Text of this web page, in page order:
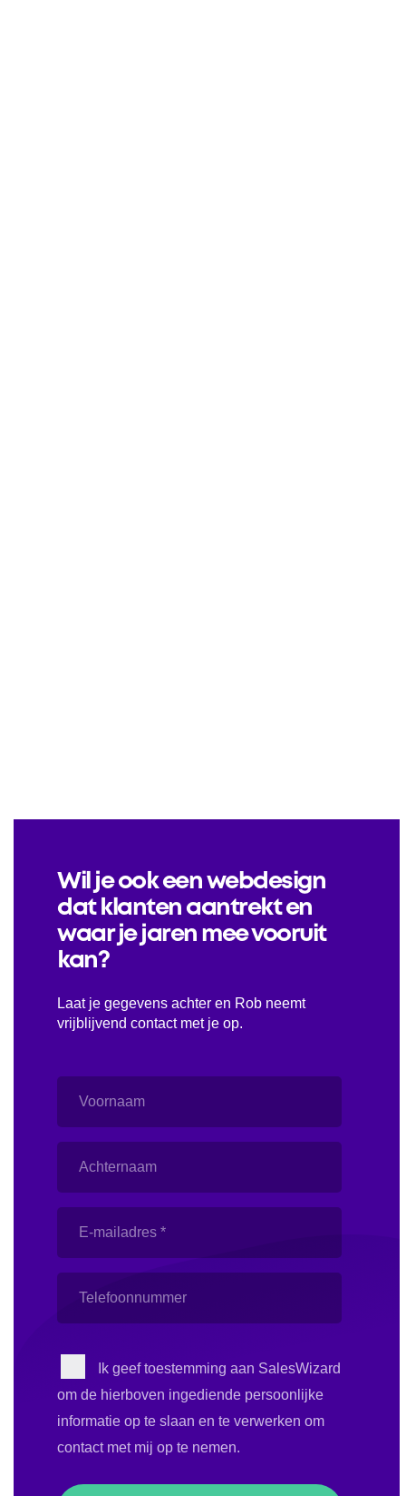
Wil je ook een webdesign
dat klanten aantrekt en
waar je jaren mee vooruit
kan?
Laat je gegevens achter en Rob neemt
vrijblijvend contact met je op.
mailadres
(Vereist)
InstemmingIk geef toestemming aan SalesWizard
om de hierboven ingediende persoonlijke
informatie op te slaan en te verwerken om
contact met mij op te nemen.